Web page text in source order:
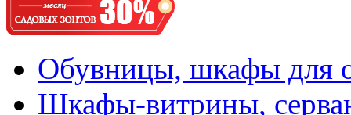
Обувницы, шкафы для
Шкафы-витрины,